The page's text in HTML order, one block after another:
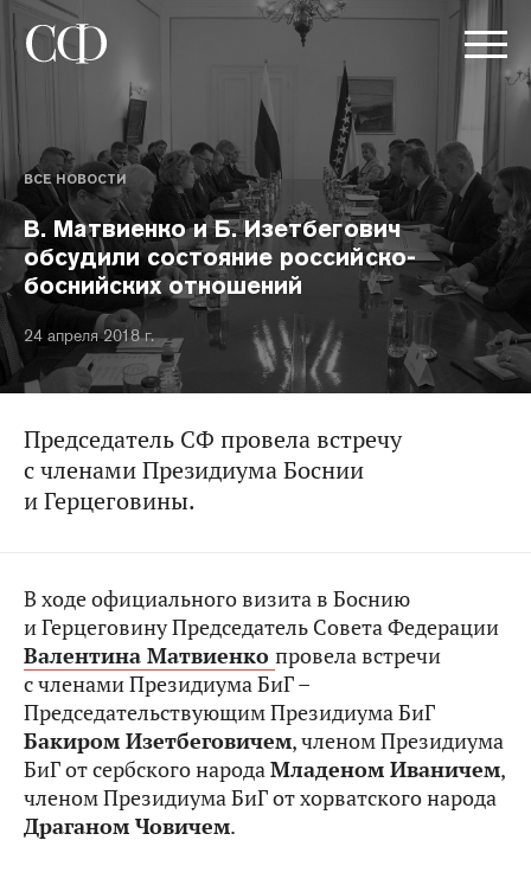
ВСЕ НОВОСТИ
В. Матвиенко и Б. Изетбегович
обсудили состояние российско-
боснийских отношений
24 апреля 2018 г.
Председатель СФ провела встречу
с членами Президиума Боснии
и Герцеговины.
В ходе официального визита в Боснию
и Герцеговину Председатель Совета Федерации
Валентина Матвиенко провела встречи
с членами Президиума БиГ –
Председательствующим Президиума БиГ
Бакиром Изетбеговичем, членом Президиума
БиГ от сербского народаМладеном Иваничем,
членом Президиума БиГ от хорватского народа
Драганом Човичем.